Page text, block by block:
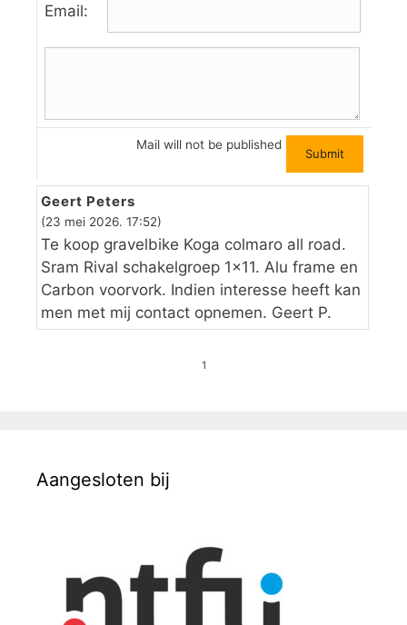
Email:
Mail will not be published
Geert Peters
(23 mei 2026. 17:52)
Te koop gravelbike Koga colmaro all road.
Sram Rival schakelgroep 1×11. Alu frame en
Carbon voorvork. Indien interesse heeft kan
men met mij contact opnemen. Geert P.
1
Aangesloten bij